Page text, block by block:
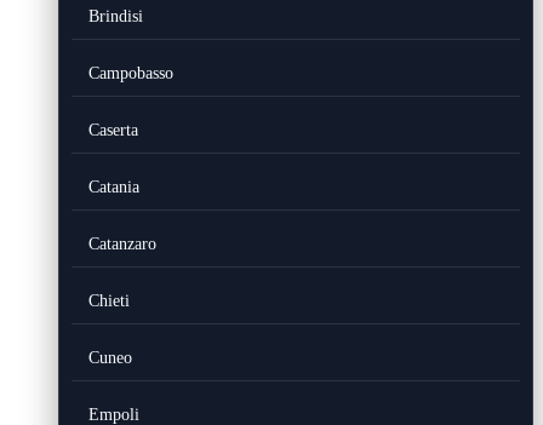
Brindisi
Campobasso
Caserta
Catania
Catanzaro
Chieti
Cuneo
Empoli